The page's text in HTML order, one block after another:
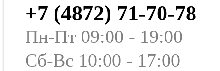
+7 (4872) 71-70-78
Пн-Пт 09:00 - 19:00
Сб-Вс 10:00 - 17:00